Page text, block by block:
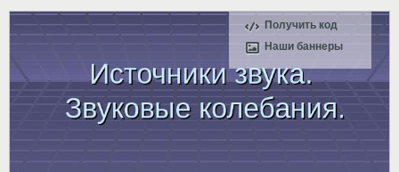
Получить код
Наши баннеры